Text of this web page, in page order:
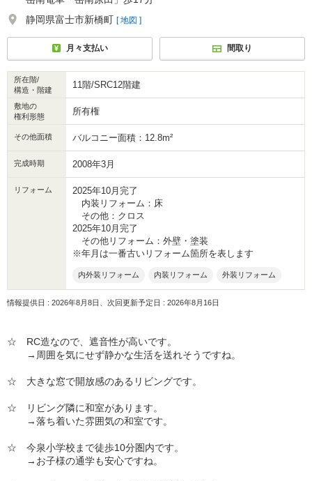
静岡県富士市新橋町 [ 地図 ]
月々支払い 間取り
所在階/
構造・階建
11階/SRC12階建
敷地の
権利形態
所有権
その他面積 バルコニー面積：12.8m²
完成時期 2008年3月
リフォーム
2025年10月完了
内装リフォーム：床
その他：クロス
2025年10月完了
その他リフォーム：外壁・塗装
※年月は一番古いリフォーム箇所を表します
内外装リフォーム 内装リフォーム 外装リフォーム
情報提供日 : 2026年8月8日、次回更新予定日 : 2026年8月16日
☆ RC造なので、遮音性が高いです。
→周囲を気にせず静かな生活を送れそうですね。
☆ 大きな窓で開放感のあるリビングです。
☆ リビング隣に和室があります。
→落ち着いた雰囲気の和室です。
☆ 今泉小学校まで徒歩10分圏内です。
→お子様の通学も安心ですね。